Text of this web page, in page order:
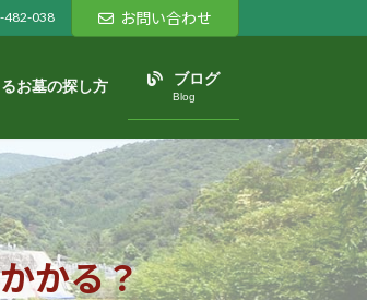
482-038 お問い合わせ
お墓の探し方 ブログ
Blog
かる？